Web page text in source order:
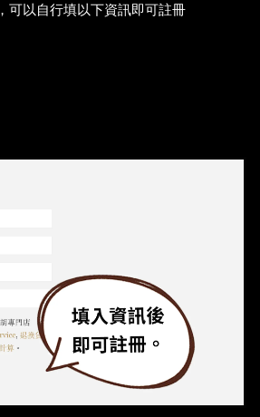
，可以自行填以下資訊即可註冊